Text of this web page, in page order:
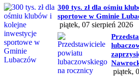
300 tys. zł dla ośmiu
sportowe w Gminie
piątek, 07 sierpień 2026
piątek,